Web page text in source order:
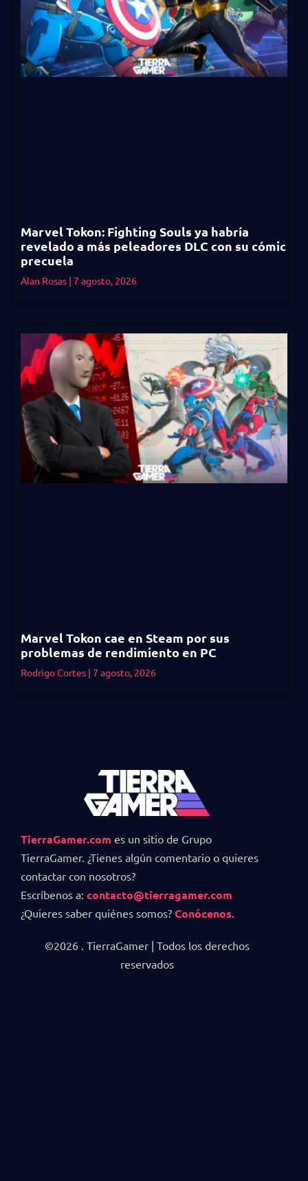
Marvel Tokon: Fighting Souls ya habría
revelado a más peleadores DLC con su cómic
precuela
Alan Rosas 7 agosto, 2026
Marvel Tokon cae en Steam por sus
problemas de rendimiento en PC
Rodrigo Cortes 7 agosto, 2026
TierraGamer.com es un sitio de Grupo
TierraGamer. ¿Tienes algún comentario o quieres
contactar con nosotros?
Escríbenos a: contacto@tierragamer.com
¿Quieres saber quiénes somos? Conócenos.
©2026 . TierraGamer | Todos los derechos
reservados